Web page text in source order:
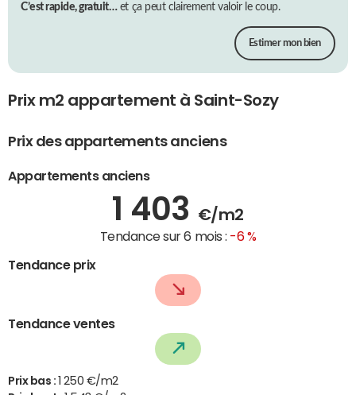
C’est rapide, gratuit…et ça peut clairement valoir le coup.
Estimer mon bien
Prix m2 appartement à Saint-Sozy
Prix des appartements anciens
Appartements anciens
1 403 €/m2
Tendance sur 6 mois : -6 %
Tendance prix
Tendance ventes
Prix bas : 1 250 €/m2